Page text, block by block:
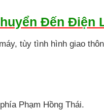
Đến Điện
tùy tình hình giao
Phạm Hồng Thái.